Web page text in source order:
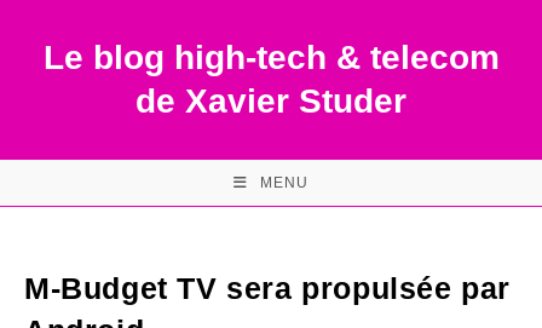
contentLe blog high-tech & telecom
de Xavier Studer
MENU
M-Budget TV sera propulsée par